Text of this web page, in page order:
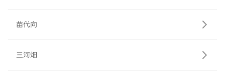
苗代向
三河畑